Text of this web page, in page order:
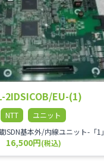
2IDSICOB/EU-(1)
NTT
ユニット
ISDN基本外/内線ユニット-「1」
16,500円(税込)